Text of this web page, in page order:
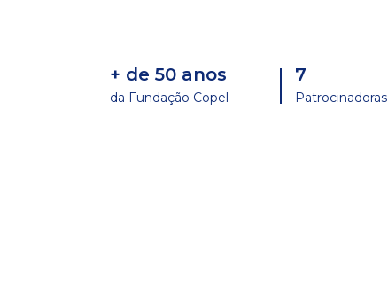
+ de 50 anos
da Fundação Copel
7
Patrocinadoras